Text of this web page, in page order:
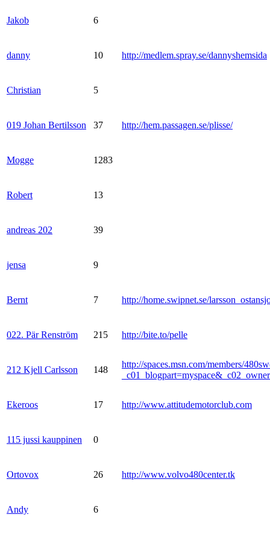
Jakob 6
danny 10 http://medlem.spray.se/dannyshemsida
Christian 5
019 Johan Bertilsson 37 http://hem.passagen.se/plisse/
Mogge 1283
Robert 13
andreas 202 39
jensa 9
Bernt 7 http://home.swipnet.se/
022. Pär Renström 215 http://bite.to/pelle
212 Kjell Carlsson 148
http://spaces.msn.com/members/
Ekeroos 17 http://www.attitudemotorclub.com
115 jussi kauppinen 0
Ortovox 26 http://www.volvo480center.tk
Andy 6